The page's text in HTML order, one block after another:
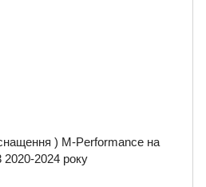
) M-Performance на
2024 року